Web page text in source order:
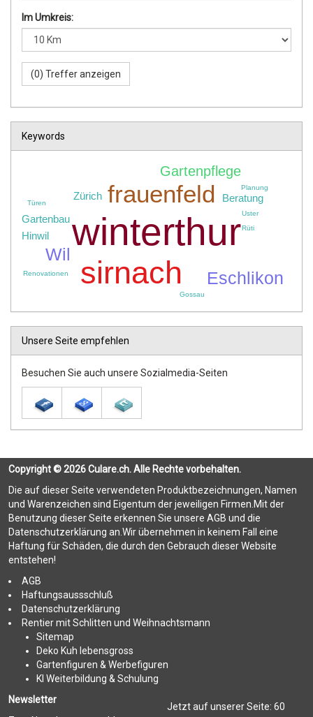
Im Umkreis:
Keywords
winterthur
sirnach
frauenfeld
Wil
Eschlikon
Gartenpflege
Beratung
Gartenbau
Zürich
Hinwil
Gossau
Planung
Renovationen
Türen
Rüti
Uster
Unsere Seite empfehlen
Besuchen Sie auch unsere Sozialmedia-Seiten
Copyright © 2026 Culare.ch. Alle Rechte vorbehalten.
Die auf dieser Seite verwendeten Produktbezeichnungen, Namen
und Warenzeichen sind Eigentum der jeweiligen Firmen.Mit der
Benutzung dieser Seite erkennen Sie unsere AGB und die
Datenschutzerklärung an.Wir übernehmen in keinem Fall eine
Haftung für Schäden, die durch den Gebrauch dieser Website
entstehen!
AGB
Haftungsaussschluß
Datenschutzerklärung
Rentier mit Schlitten und Weihnachtsmann
Sitemap
Deko Kuh lebensgross
Gartenfiguren & Werbefiguren
KI Weiterbildung & Schulung
Newsletter
Jetzt auf unserer Seite: 60